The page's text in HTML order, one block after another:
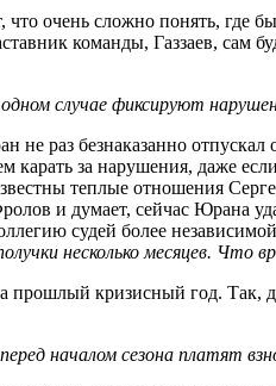
очень сложно понять,
команды, Газзаев, сам
случае фиксируют
не раз безнаказанно
карать за нарушения, даже
теплые отношения
и думает, сейчас Юрана
судей более
несколько месяцев.
прошлый кризисный год.
началом сезона платят